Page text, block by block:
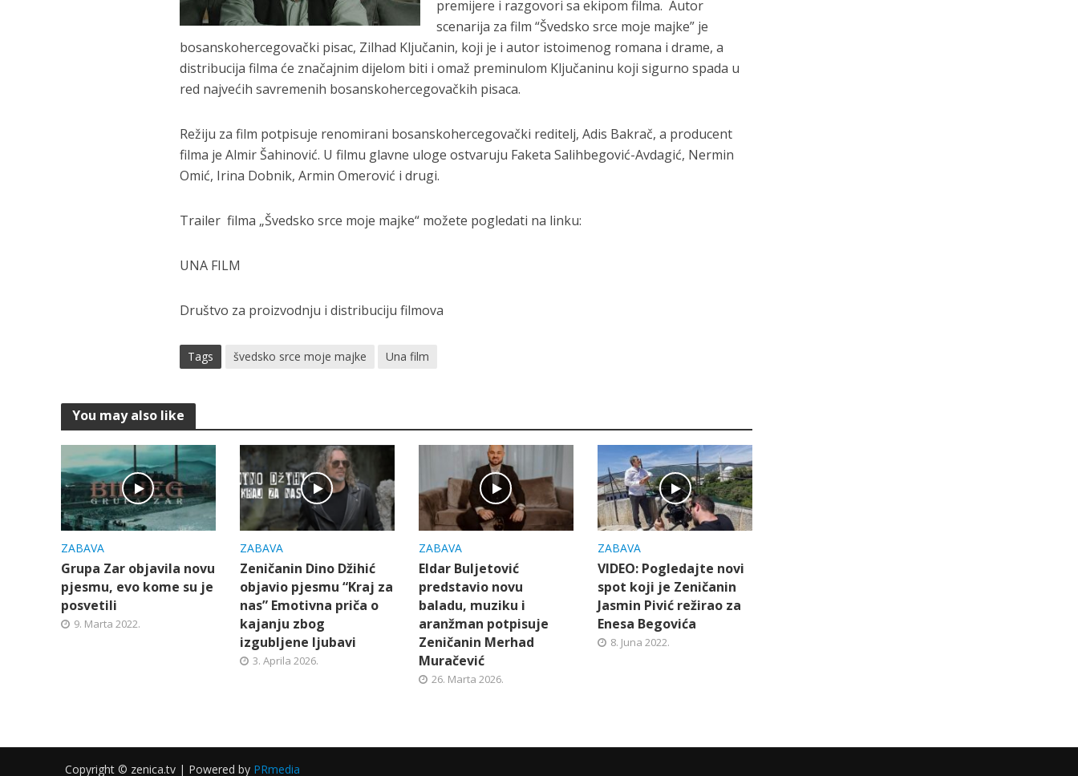
premijere i razgovori sa ekipom filma. Autor
scenarija za film “Švedsko srce moje majke” je
bosanskohercegovački pisac, Zilhad Ključanin, koji je i autor istoimenog romana i drame, a
distribucija filma će značajnim dijelom biti i omaž preminulom Ključaninu koji sigurno spada u
red najvećih savremenih bosanskohercegovačkih pisaca.
Režiju za film potpisuje renomirani bosanskohercegovački reditelj, Adis Bakrač, a producent
filma je Almir Šahinović. U filmu glavne uloge ostvaruju Faketa Salihbegović-Avdagić, Nermin
Omić, Irina Dobnik, Armin Omerović i drugi.
Trailer filma „Švedsko srce moje majke“ možete pogledati na linku:
UNA FILM
Društvo za proizvodnju i distribuciju filmova
Tags švedsko srce moje majke Una film
You may also like
ZABAVA
Grupa Zar objavila novu
pjesmu, evo kome su je
posvetili
9. Marta 2022.
ZABAVA
Zeničanin Dino Džihić
objavio pjesmu “Kraj za
nas” Emotivna priča o
kajanju zbog
izgubljene ljubavi
3. Aprila 2026.
ZABAVA
Eldar Buljetović
predstavio novu
baladu, muziku i
aranžman potpisuje
Zeničanin Merhad
Muračević
26. Marta 2026.
ZABAVA
VIDEO: Pogledajte novi
spot koji je Zeničanin
Jasmin Pivić režirao za
Enesa Begovića
8. Juna 2022.
Copyright © zenica.tv | Powered by PRmedia